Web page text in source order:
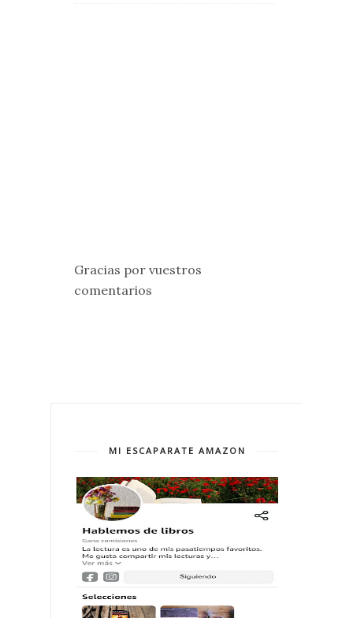
Gracias por vuestros
comentarios
MI ESCAPARATE AMAZON